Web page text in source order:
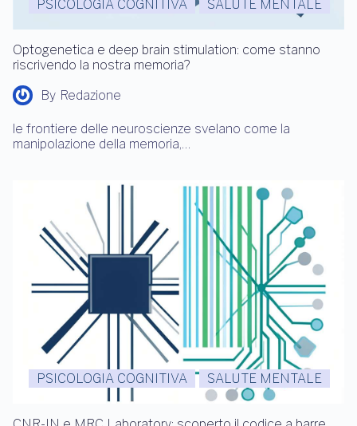
PSICOLOGIA COGNITIVA SALUTE MENTALE
Optogenetica e deep brain stimulation: come stanno
riscrivendo la nostra memoria?
By Redazione
le frontiere delle neuroscienze svelano come la
manipolazione della memoria,…
PSICOLOGIA COGNITIVA SALUTE MENTALE